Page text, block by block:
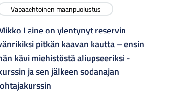
Vapaaehtoinen maanpuolustus
Laine on ylentynyt reservin
pitkän kaavan kautta – ensin
kävi miehistöstä aliupseeriksi -
ja sen jälkeen sodanajan